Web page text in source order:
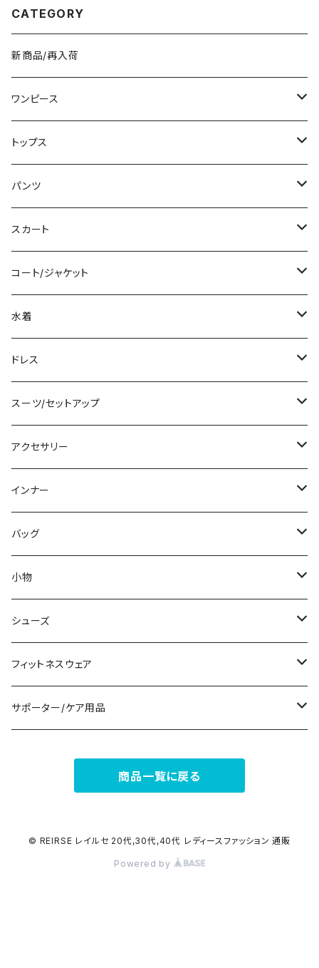
風 デート きれいめ 韓国 ファッ
ュアル 結婚式 パーティー お呼
-WAW1038
CATEGORY
新商品/再入荷
ワンピース
ミニ/ショート
ミディアム/ミモレ
ロング/マキシ
袖付き
ノースリーブ
その他
チュニック
トップス
Tシャツ/カットソー
タンクトップ/キャミソール
シャツ/ブラウス
ベアトップ/チューブトップ
カーディガン/ボレロ
ニット/セーター
パーカー
スウェット/トレーナー
その他
パンツ
ショート丈
クロップド丈
ロング丈
デニム
レギンス
その他
オールインワン
スカート
ミニ/ショート
ミディアム/ミモレ
ロング
その他
コート/ジャケット
コート
ジャケット
その他
水着
タンキニ
バンドゥビキニ
ワンピース
ラッシュガード
その他
ドレス
ミニ/ショート
ミディアム/ミモレ
ロング/マキシ
袖付き
ノースリーブ
パンツドレス
ナイトドレス
その他
スーツ/セットアップ
パンツスーツ
スカートスーツ
その他
アクセサリー
ネックレス
ブレスレット
ピアス
コサージュ
リング
その他
インナー
ブラ/ブラトップ/ベアトップ
ショーツ
タンクトップ/キャミソール
半袖/5分
7分/長袖
ペチコート/ペチパンツ
その他
バッグ
サブバッグ
クラッチバッグ
トートバッグ
ショルダーバッグ
カジュアルバッグ
バックパック
小物
マフラー/スカーフ/ストール
財布
アクセサリーケース
シューズ
スニーカー
ブーツ
その他
フィットネスウェア
セット販売
タイツ
サポーター/ケア用品
商品一覧に戻る
© REIRSE レイルセ 20代,30代,40代 レディースファッション 通販
Powered by